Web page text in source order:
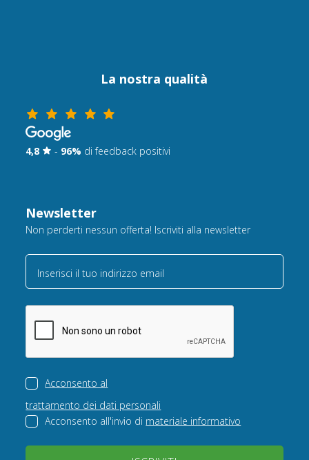
La nostra qualità
4,8 - 96% di feedback positivi
Newsletter
Non perderti nessun offerta! Iscriviti alla newsletter
Inserisci il tuo indirizzo email
Acconsento al
trattamento dei dati personali
Acconsento all'invio di materiale informativo